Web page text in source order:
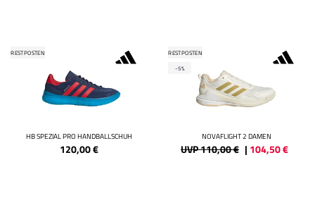
RESTPOSTEN
HB SPEZIAL PRO HANDBALLSCHUH
120,00€
RESTPOSTEN
-5%
NOVAFLIGHT 2 DAMEN
UVP 110,00 € | 104,50€